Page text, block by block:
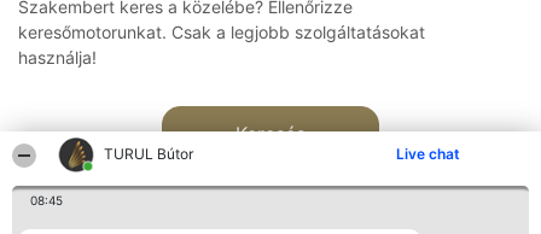
TURUL Bútor Live chat
08:45
Szakembert keres a közelébe? Ellenőrizze
keresőmotorunkat. Csak a legjobb szolgáltatásokat
használja!
Keresés